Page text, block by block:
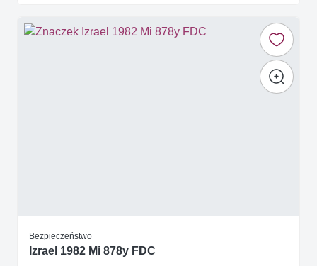
Bezpieczeństwo
Izrael 1982 Mi 878y FDC